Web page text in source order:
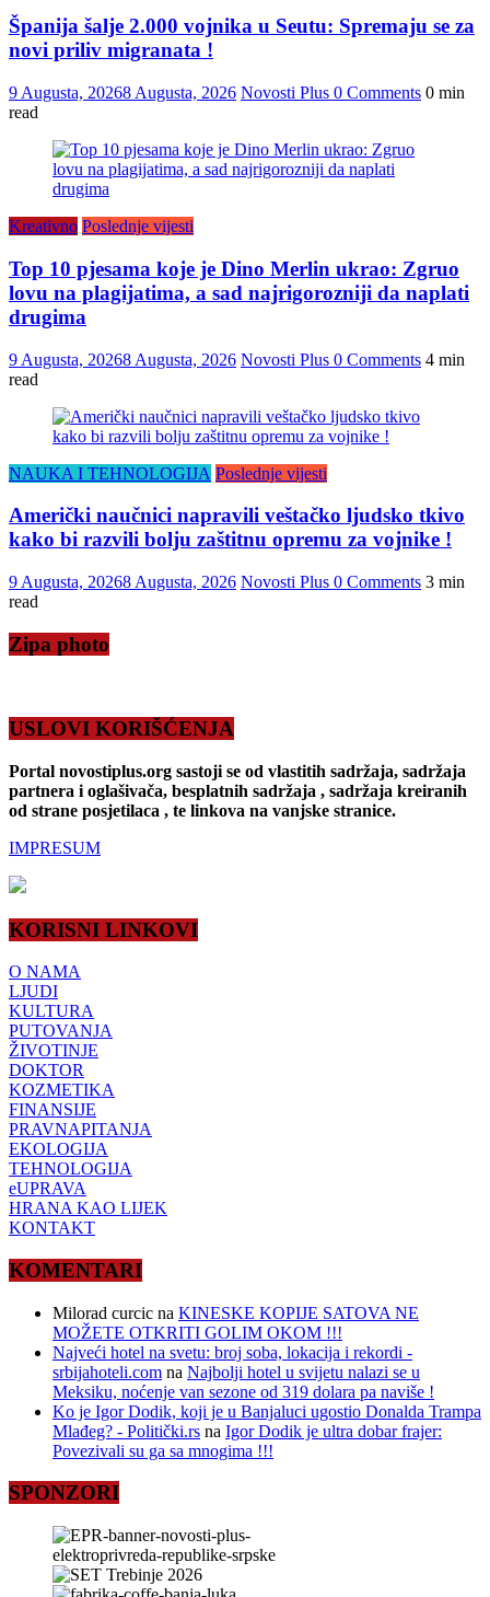
Španija šalje 2.000 vojnika u Seutu: Spremaju se za
novi priliv migranata !
9 Augusta, 20268 Augusta, 2026 Novosti Plus 0 Comments 0 min
read
Kreativno Poslednje vijesti
Top 10 pjesama koje je Dino Merlin ukrao: Zgruo
lovu na plagijatima, a sad najrigorozniji da naplati
drugima
9 Augusta, 20268 Augusta, 2026 Novosti Plus 0 Comments 4 min
read
NAUKA I TEHNOLOGIJA Poslednje vijesti
Američki naučnici napravili veštačko ljudsko tkivo
kako bi razvili bolju zaštitnu opremu za vojnike !
9 Augusta, 20268 Augusta, 2026 Novosti Plus 0 Comments 3 min
read
Zipa photo
USLOVI KORIŠĆENJA
Portal novostiplus.org sastoji se od vlastitih sadržaja, sadržaja
partnera i oglašivača, besplatnih sadržaja , sadržaja kreiranih
od strane posjetilaca , te linkova na vanjske stranice.
IMPRESUM
KORISNI LINKOVI
O NAMA
LJUDI
KULTURA
PUTOVANJA
ŽIVOTINJE
DOKTOR
KOZMETIKA
FINANSIJE
PRAVNAPITANJA
EKOLOGIJA
TEHNOLOGIJA
eUPRAVA
HRANA KAO LIJEK
KONTAKT
KOMENTARI
Milorad curcic na KINESKE KOPIJE SATOVA NE
MOŽETE OTKRITI GOLIM OKOM !!!
Najveći hotel na svetu: broj soba, lokacija i rekordi -
srbijahoteli.com na Najbolji hotel u svijetu nalazi se u
Meksiku, noćenje van sezone od 319 dolara pa naviše !
Ko je Igor Dodik, koji je u Banjaluci ugostio Donalda Trampa
Mlađeg? - Politički.rs na Igor Dodik je ultra dobar frajer:
Povezivali su ga sa mnogima !!!
SPONZORI